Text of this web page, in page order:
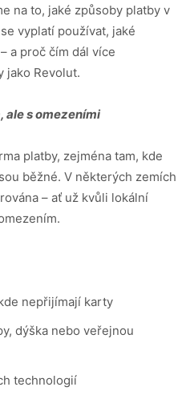
na to, jaké způsoby platby v
vyplatí používat, jaké
a proč čím dál více
jako Revolut.
ale s omezeními
platby, zejména tam, kde
běžné. V některých zemích
– ať už kvůli lokální
nepřijímají karty
dýška nebo veřejnou
technologií